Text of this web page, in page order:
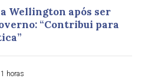
Wellington após ser
“Contribui para
horas